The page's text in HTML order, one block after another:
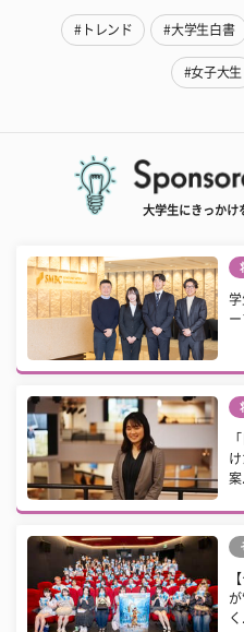
#トレンド #大学生白書
#女子大生
大学生にきっかけ
学
案
く